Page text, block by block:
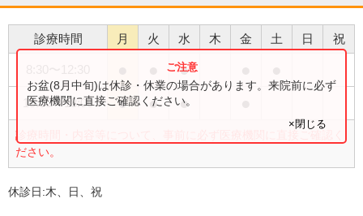
診療時間 月 火 水 木 金 土 日 祝
●
15:00〜18:00 ● ● ●
診療時間・内容等について、事前に必ず医療機関に直接ご確認く
ださい。
お盆(8月中旬)は休診・休業の場合があります。来院前に必ず
医療機関に直接ご確認ください。
×閉じる
休診日:木、日、祝